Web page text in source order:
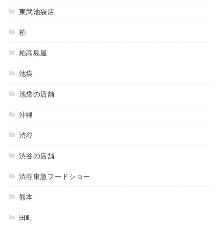
東武池袋店
柏
柏高島屋
池袋
池袋の店舗
沖縄
渋谷
渋谷の店舗
渋谷東急フードショー
熊本
田町